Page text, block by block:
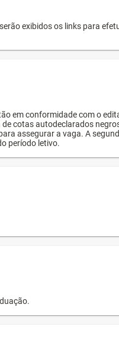
exibidos os links para
em conformidade com o
cotas autodeclarados
assegurar a vaga. A
período letivo.